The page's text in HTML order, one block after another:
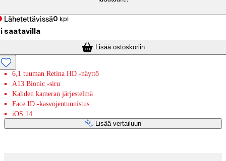
Lähetettävissä0 kpl
saatavilla
Lisää ostoskoriin
6,1 tuuman Retina HD -näyttö
A13 Bionic -siru
Kahden kameran järjestelmä
Face ID -kasvojentunnistus
iOS 14
Lisää vertailuun